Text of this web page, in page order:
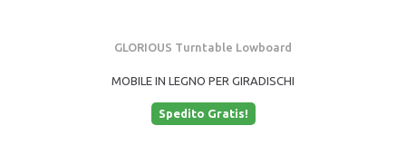
GLORIOUS Turntable Lowboard
MOBILE IN LEGNO PER GIRADISCHI
Spedito Gratis!